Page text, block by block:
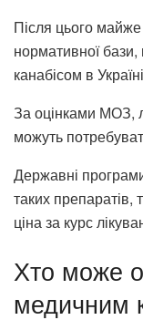
Після цього
нормативної
канабісом в
За оцінками МОЗ,
можуть
Державні
таких препаратів,
ціна за курс
Хто може
медичним